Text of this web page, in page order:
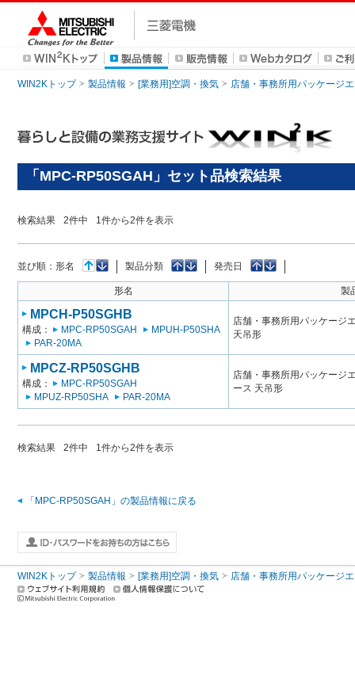
WIN2Kトップ 製品情報 [業務用]空調・換気 店舗・事務所用パッケージ
「MPC-RP50SGAH」セット品検索結果
検索結果 2件中 1件から2件を表示
並び順： 形名 製品分類 発売日
形名 製
MPCH-P50SGHB
構成： MPC-RP50SGAH
MPUH-P50SHA
PAR-20MA
店舗・事務所用パッケージ
天吊形
MPCZ-RP50SGHB
構成：
MPC-RP50SGAH
MPUZ-RP50SHA
PAR-20MA
店舗・事務所用パッケージ
ース 天吊形
検索結果 2件中 1件から2件を表示
「MPC-RP50SGAH」の製品情報に戻る
WIN2Kトップ 製品情報 [業務用]空調・換気 店舗・事務所用パッケージ